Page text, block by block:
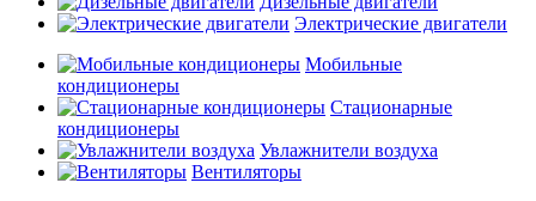
Электрические двигатели
Мобильные
кондиционеры
Стационарные
кондиционеры
Увлажнители воздуха
Вентиляторы